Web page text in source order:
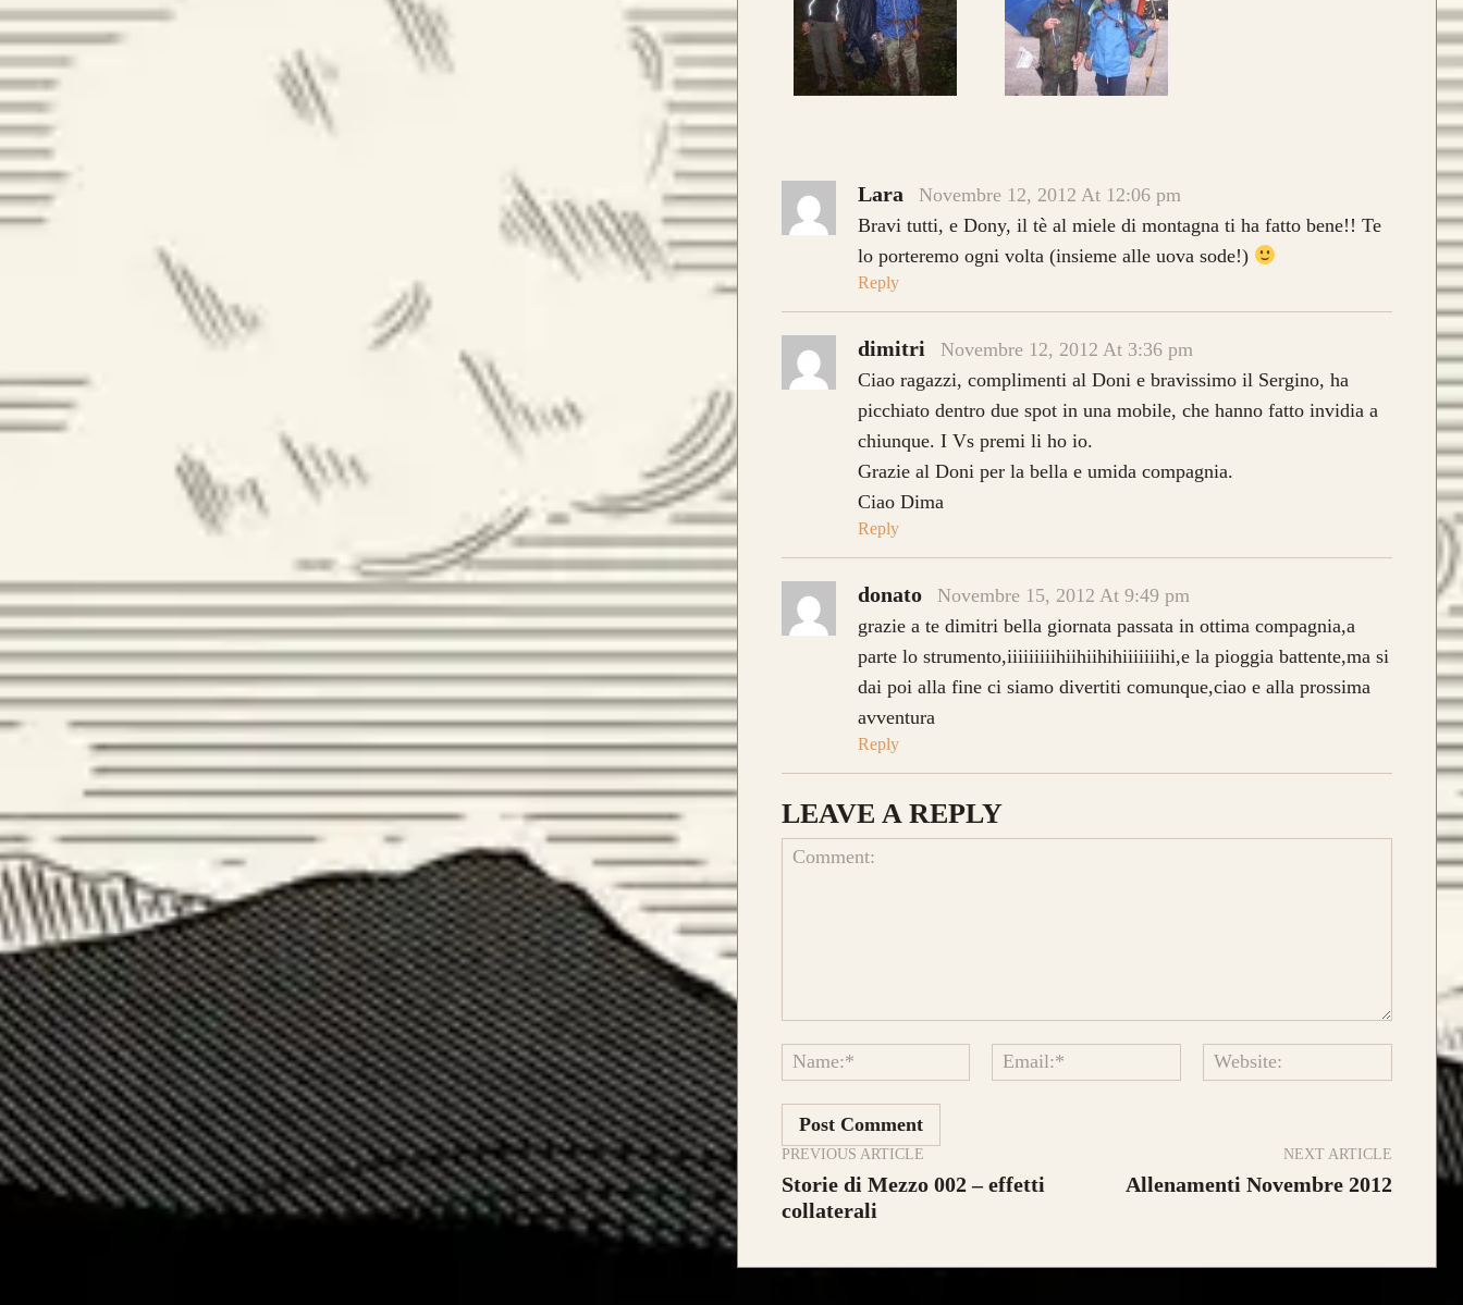
CONFIGURA E ORDINA IL TUO
Nasce un nuovo modello di punta,
uguale nei colori e nelle essenza ad
HELIOS.
Fibre di vetro color Nero.
CONFIGURA E ORDINA IL TUO
Questo modello si contraddistingue per
la composizione a
Guarda alcuni degli archi già realizzati su misura
Lara
Novembre 12, 2012 At 12:06 pm
Bravi tutti, e Dony, il tè al miele di montagna ti ha fatto bene!! Te
lo porteremo ogni volta (insieme alle uova sode!)
Reply
dimitri
Novembre 12, 2012 At 3:36 pm
Ciao ragazzi, complimenti al Doni e bravissimo il Sergino, ha
picchiato dentro due spot in una mobile, che hanno fatto invidia a
chiunque. I Vs premi li ho io.
Grazie al Doni per la bella e umida compagnia.
Ciao Dima
Reply
donato
Novembre 15, 2012 At 9:49 pm
grazie a te dimitri bella giornata passata in ottima compagnia,a
parte lo strumento,iiiiiiiiihiihiihihiiiiiiihi,e la pioggia battente,ma si
dai poi alla fine ci siamo divertiti comunque,ciao e alla prossima
avventura
Reply
LEAVE A REPLY
Name:*
Email:* Website:
PREVIOUS ARTICLE
Storie di Mezzo 002 – effetti
collaterali
NEXT ARTICLE
Allenamenti Novembre 2012